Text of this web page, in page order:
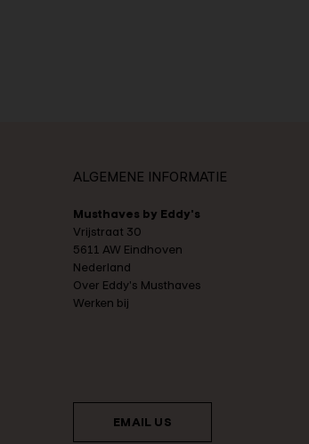
ALGEMENE INFORMATIE
Musthaves by Eddy's
Vrijstraat 30
5611 AW Eindhoven
Nederland
Over Eddy's Musthaves
Werken bij
EMAIL US